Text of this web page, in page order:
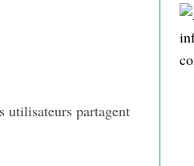
utilisateurs partagent